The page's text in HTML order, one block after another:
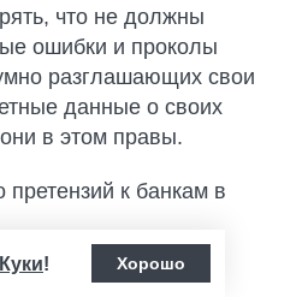
Куки! Хорошо
что не должны
ошибки и проколы
разглашающих свои
данные о своих
в этом правы.
претензий к банкам в
расследования в